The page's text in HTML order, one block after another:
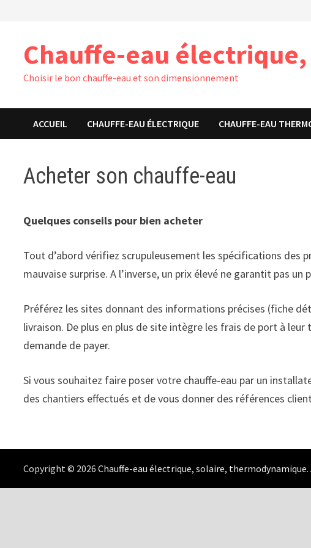
Chauffe-eau
Choisir le bon chauffe-eau et son dimensionnement
ACCUEIL CHAUFFE-EAU ÉLECTRIQUE CHAUFFE-EAU
Acheter son chauffe-eau
Quelques conseils pour bien acheter
Tout d’abord vérifiez scrupuleusement les spécifications
mauvaise surprise. A l’inverse, un prix élevé ne garantit pas
Préférez les sites donnant des informations précises (fiche
livraison. De plus en plus de site intègre les frais de port à
demande de payer.
Si vous souhaitez faire poser votre chauffe-eau par un
des chantiers effectués et de vous donner des références
Copyright © 2026Chauffe-eau électrique, solaire, thermodynamique